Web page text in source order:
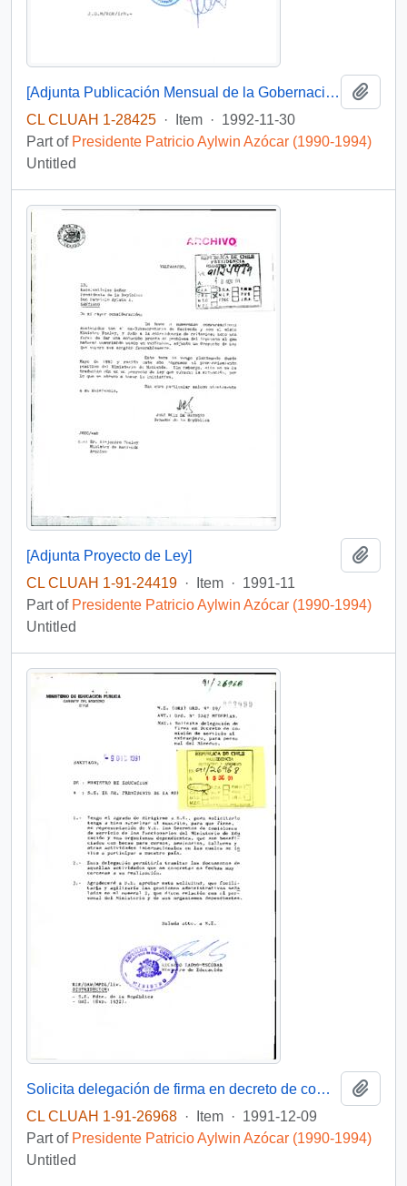
[Adjunta Publicación Mensual de la Gobernación Provincial de Osorno]
CL CLUAH 1-28425 · Item · 1992-11-30
Part of Presidente Patricio Aylwin Azócar (1990-1994)
Untitled
[Adjunta Proyecto de Ley]
CL CLUAH 1-91-24419 · Item · 1991-11
Part of Presidente Patricio Aylwin Azócar (1990-1994)
Untitled
Solicita delegación de firma en decreto de comisión de servicio al extranjero, para personal del Mineduc
CL CLUAH 1-91-26968 · Item · 1991-12-09
Part of Presidente Patricio Aylwin Azócar (1990-1994)
Untitled